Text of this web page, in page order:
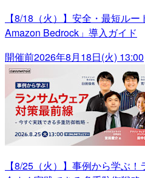
【8/18（火）】安全・最短ル
Amazon Bedrock」導入ガイド
開催前2026年8月18日(火) 13:00
【8/25（火）】事例から学ぶ